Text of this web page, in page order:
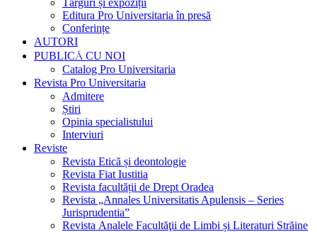
Târguri și expoziții
Editura Pro Universitaria în presă
Conferințe
AUTORI
PUBLICĂ CU NOI
Catalog Pro Universitaria
Revista Pro Universitaria
Admitere
Știri
Opinia specialistului
Interviuri
Reviste
Revista Etică și deontologie
Revista Fiat Iustitia
Revista facultății de Drept Oradea
Revista „Annales Universitatis Apulensis – Series
Jurisprudentia”
Revista Analele Facultăţii de Limbi și Literaturi Străine